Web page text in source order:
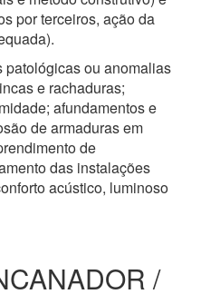
por terceiros, ação da
ou anomalias
e rachaduras;
afundamentos e
de armaduras em
de
das instalações
acústico, luminoso
/